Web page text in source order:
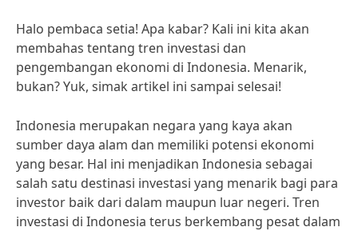
Halo pembaca setia! Apa kabar? Kali ini kita akan
membahas tentang tren investasi dan
pengembangan ekonomi di Indonesia. Menarik,
bukan? Yuk, simak artikel ini sampai selesai!
Indonesia merupakan negara yang kaya akan
sumber daya alam dan memiliki potensi ekonomi
yang besar. Hal ini menjadikan Indonesia sebagai
salah satu destinasi investasi yang menarik bagi para
investor baik dari dalam maupun luar negeri. Tren
investasi di Indonesia terus berkembang pesat dalam